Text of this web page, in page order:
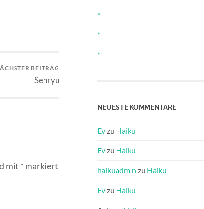
BEITRAG
Senryu
mit * markiert
*
*
*
NEUESTE KOMMENTARE
Evzu Haiku
Evzu Haiku
haikuadmin zu Haiku
Evzu Haiku